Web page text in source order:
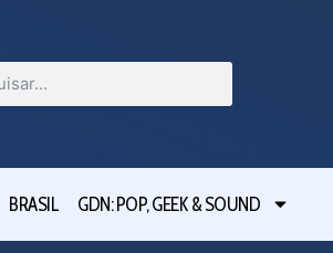
BRASIL GDN: POP, GEEK & SOUND